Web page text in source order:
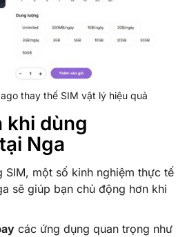
thay thế SIM vật lý hiệu quả
khi dùng
Nga
SIM, một số kinh nghiệm thực tế
sẽ giúp bạn chủ động hơn khi
các ứng dụng quan trọng như